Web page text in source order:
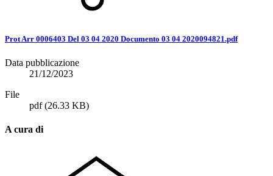
Prot Arr 0006403 Del 03 04 2020 Documento 03 04 2020094821.pdf
Data pubblicazione
21/12/2023
File
pdf(26.33 KB)
A cura di